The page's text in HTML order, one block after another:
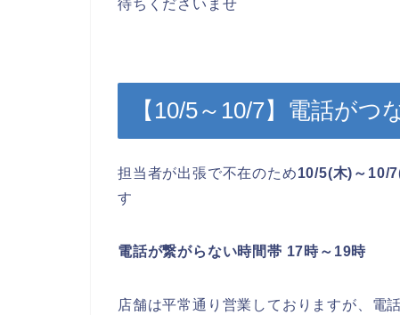
待ちくださいませ
【10/5～10/7】電話が
担当者が出張で不在のため10/5(木)～10/
す
電話が繋がらない時間帯 17時～19時
店舗は平常通り営業しておりますが、電